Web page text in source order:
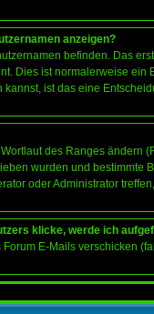
anzeigen?
befinden. Das
Dies ist normalerweise
ist das eine
des Ranges
wurden und bestimmte
oder Administrator
klicke, werde ich
E-Mails verschicken